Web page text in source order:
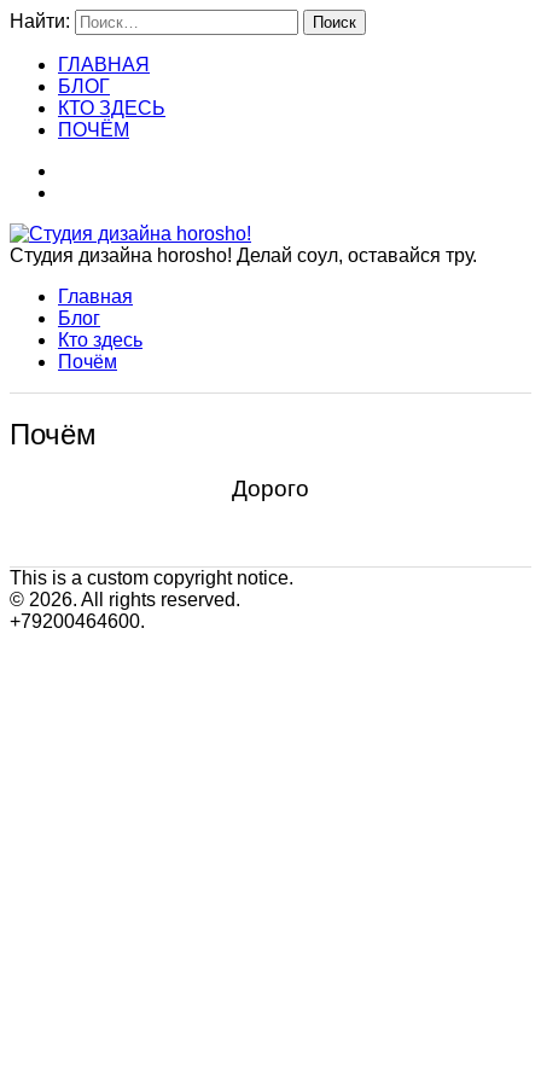
Найти:
ГЛАВНАЯ
БЛОГ
КТО ЗДЕСЬ
ПОЧЁМ
Студия дизайна horosho! Делай соул, оставайся тру.
Главная
Блог
Кто здесь
Почём
Почём
Дорого
This is a custom copyright notice.
© 2026. All rights reserved.
+79200464600.